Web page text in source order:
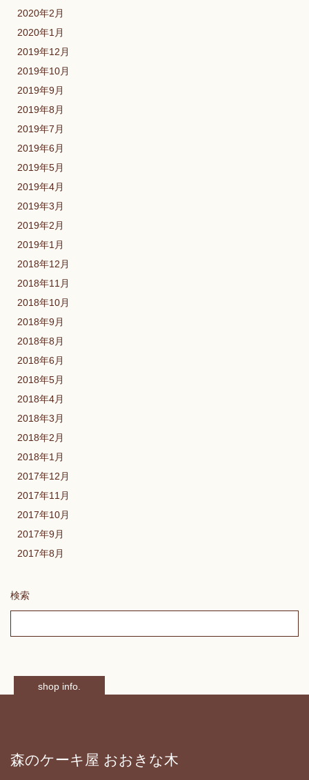
2020年2月
2020年1月
2019年12月
2019年10月
2019年9月
2019年8月
2019年7月
2019年6月
2019年5月
2019年4月
2019年3月
2019年2月
2019年1月
2018年12月
2018年11月
2018年10月
2018年9月
2018年8月
2018年6月
2018年5月
2018年4月
2018年3月
2018年2月
2018年1月
2017年12月
2017年11月
2017年10月
2017年9月
2017年8月
検索
shop info.
森のケーキ屋 おおきな木